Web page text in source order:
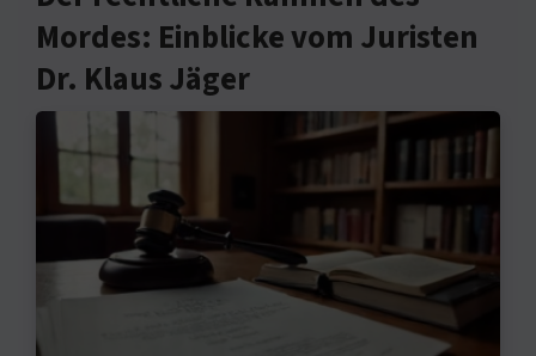
Mordes: Einblicke vom Juristen
Dr. Klaus Jäger